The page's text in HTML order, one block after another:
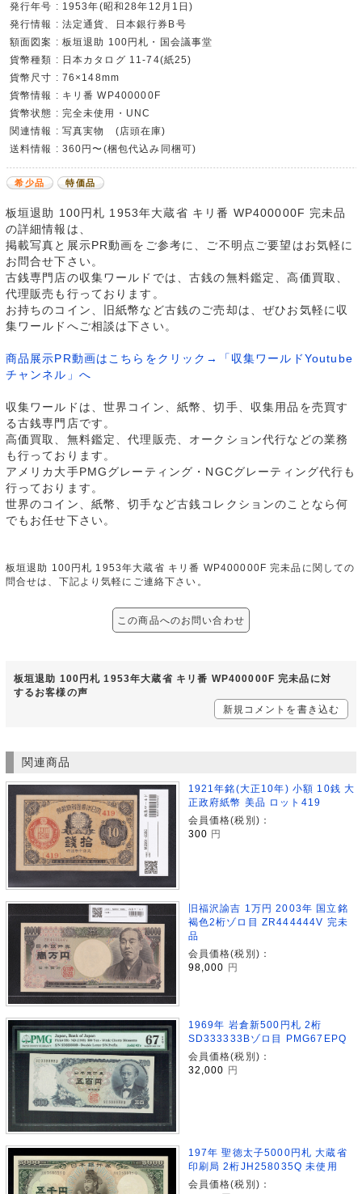
発行年号 : 1953年(昭和28年12月1日)
発行情報 : 法定通貨、日本銀行券B号
額面図案 : 板垣退助 100円札・国会議事堂
貨幣種類 : 日本カタログ 11-74(紙25)
貨幣尺寸 : 76×148mm
貨幣情報 : キリ番 WP400000F
貨幣状態 : 完全未使用・UNC
関連情報 : 写真実物 (店頭在庫)
送料情報 : 360円〜(梱包代込み同梱可)
希少品 特価品
板垣退助 100円札 1953年大蔵省 キリ番 WP400000F 完未品
の詳細情報は、
掲載写真と展示PR動画をご参考に、ご不明点ご要望はお気軽に
お問合せ下さい。
古銭専門店の収集ワールドでは、古銭の無料鑑定、高価買取、
代理販売も行っております。
お持ちのコイン、旧紙幣など古銭のご売却は、ぜひお気軽に収
集ワールドへご相談は下さい。
商品展示PR動画はこちらをクリック→「収集ワールドYoutube
チャンネル」へ
収集ワールドは、世界コイン、紙幣、切手、収集用品を売買す
る古銭専門店です。
高価買取、無料鑑定、代理販売、オークション代行などの業務
も行っております。
アメリカ大手PMGグレーティング・NGCグレーティング代行も
行っております。
世界のコイン、紙幣、切手など古銭コレクションのことなら何
でもお任せ下さい。
板垣退助 100円札 1953年大蔵省 キリ番 WP400000F 完未品に関しての
問合せは、下記より気軽にご連絡下さい。
この商品へのお問い合わせ
板垣退助 100円札 1953年大蔵省 キリ番 WP400000F 完未品に対
するお客様の声
新規コメントを書き込む
関連商品
1921年銘(大正10年) 小額 10銭 大
正政府紙幣 美品 ロット419
会員価格(税別)：
300 円
旧福沢諭吉 1万円 2003年 国立銘
褐色2桁ゾロ目 ZR444444V 完未
品
会員価格(税別)：
98,000 円
1969年 岩倉新500円札 2桁
SD333333Bゾロ目 PMG67EPQ
会員価格(税別)：
32,000 円
197年 聖徳太子5000円札 大蔵省
印刷局 2桁JH258035Q 未使用
会員価格(税別)：